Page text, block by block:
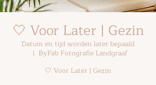
🤍 Voor Later | Gezin
Datum en tijd worden later bepaald
  |
ByFab Fotografie Landgraaf
🤍 Voor Later | Gezin